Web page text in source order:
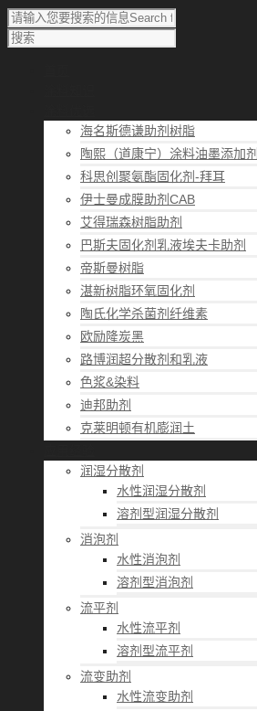
海名斯德谦助剂树脂
陶熙（道康宁）涂料油墨添加剂
科思创聚氨酯固化剂-拜耳
伊士曼成膜助剂CAB
艾得瑞森树脂助剂
巴斯夫固化剂乳液埃夫卡助剂
帝斯曼树脂
湛新树脂环氧固化剂
陶氏化学杀菌剂纤维素
欧励隆炭黑
路博润超分散剂和乳液
色浆&染料
迪邦助剂
克莱明顿有机膨润土
润湿分散剂
水性润湿分散剂
溶剂型润湿分散剂
消泡剂
水性消泡剂
溶剂型消泡剂
流平剂
水性流平剂
溶剂型流平剂
流变助剂
水性流变助剂